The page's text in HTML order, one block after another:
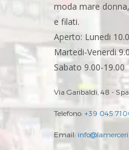
moda mare
e filati.
Aperto: Lunedi
Martedi-Venerdi
Sabato 9.00-19.00
Via Garibaldi, 48 -
Telefono: +39 045
Email: